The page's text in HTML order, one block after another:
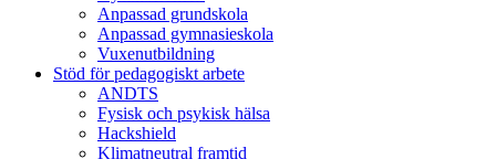
Anpassad grundskola
Anpassad gymnasieskola
Vuxenutbildning
Stöd för pedagogiskt arbete
ANDTS
Fysisk och psykisk hälsa
Hackshield
Klimatneutral framtid